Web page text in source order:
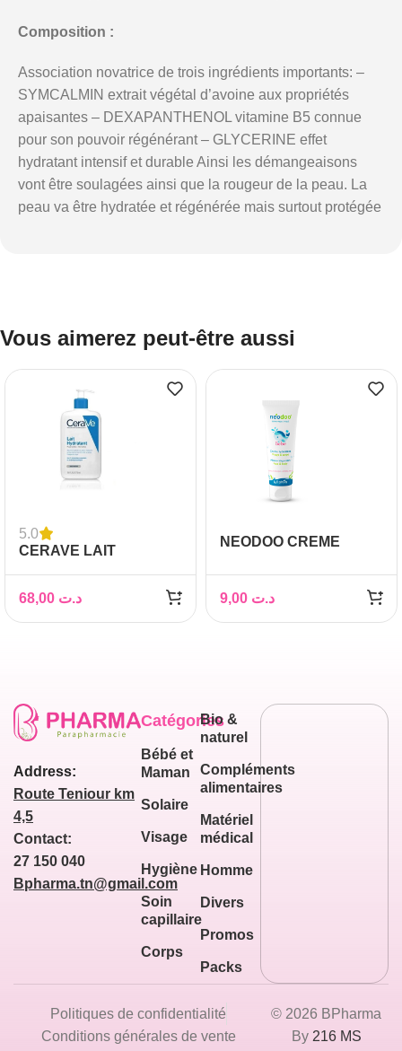
Composition :
Association novatrice de trois ingrédients importants: –
SYMCALMIN extrait végétal d’avoine aux propriétés
apaisantes – DEXAPANTHENOL vitamine B5 connue
pour son pouvoir régénérant – GLYCERINE effet
hydratant intensif et durable Ainsi les démangeaisons
vont être soulagées ainsi que la rougeur de la peau. La
peau va être hydratée et régénérée mais surtout protégée
Vous aimerez peut-être aussi
5.0
CERAVE LAIT
د.ت
NEODOO CREME
د.ت
Address:
Route Teniour km
4,5
Contact:
27 150 040
Bpharma.tn@gmail.com
Catégories
Bébé et
Maman
Solaire
Visage
Hygiène
Soin
capillaire
Corps
Bio &
naturel
Compléments
alimentaires
Matériel
médical
Homme
Divers
Promos
Packs
© 2026 BPharma
By 216 MS
Politiques de confidentialité
Conditions générales de vente